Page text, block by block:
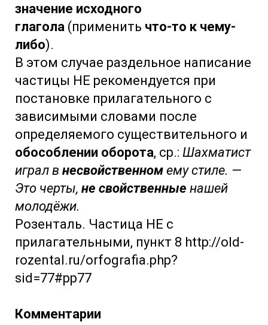
значение исходного
глагола (применить что-то к чему-
либо).
В этом случае раздельное написание
частицы НЕ рекомендуется при
постановке прилагательного с
зависимыми словами после
определяемого существительного и
обособлении оборота, ср.: Шахматист
играл в несвойственном ему стиле. —
Это черты, не свойственные нашей
молодёжи.
Розенталь. Частица НЕ с
прилагательными, пункт 8 http://old-
rozental.ru/orfografia.php?
sid=77#pp77
Комментарии